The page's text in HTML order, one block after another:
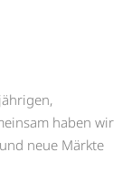
haben wir
neue Märkte